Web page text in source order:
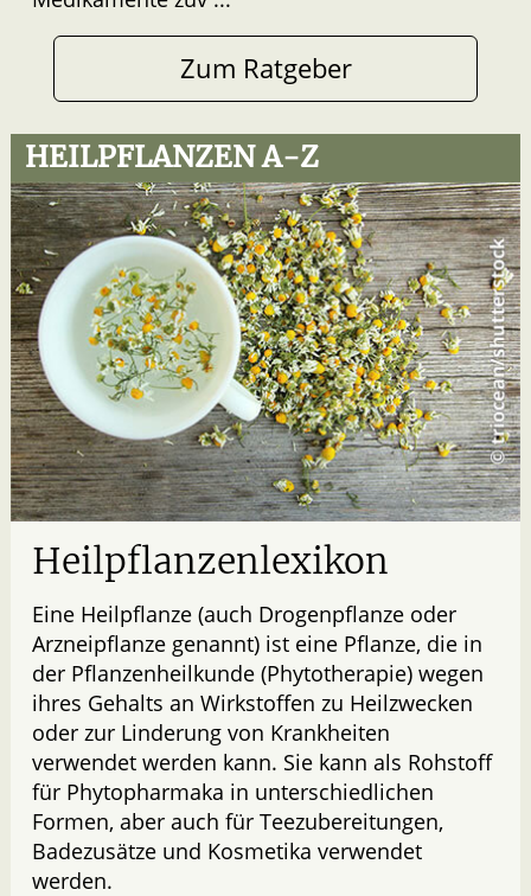
Zum Ratgeber
HEILPFLANZEN A-Z
Heilpflanzenlexikon
Eine Heilpflanze (auch Drogenpflanze oder
Arzneipflanze genannt) ist eine Pflanze, die in
der Pflanzenheilkunde (Phytotherapie) wegen
ihres Gehalts an Wirkstoffen zu Heilzwecken
oder zur Linderung von Krankheiten
verwendet werden kann. Sie kann als Rohstoff
für Phytopharmaka in unterschiedlichen
Formen, aber auch für Teezubereitungen,
Badezusätze und Kosmetika verwendet
werden.